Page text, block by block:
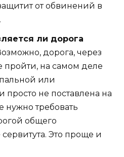
от обвинений в
ли дорога
дорога, через
пройти, на самом деле
или
не поставлена на
нужно требовать
общего
Это проще и